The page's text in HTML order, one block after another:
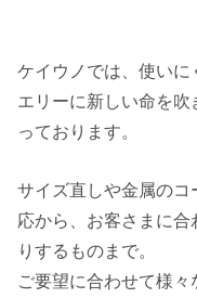
ケイウノでは、使いに
エリーに新しい命を
っております。
サイズ直しや金属の
応から、お客さまに
りするものまで。
ご要望に合わせて様々